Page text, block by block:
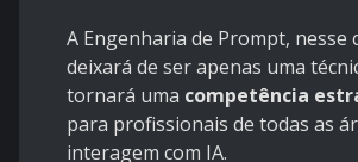
A Engenharia de Prompt, nesse
deixará de ser apenas uma
tornará uma competência
para profissionais de todas as
interagem com IA.